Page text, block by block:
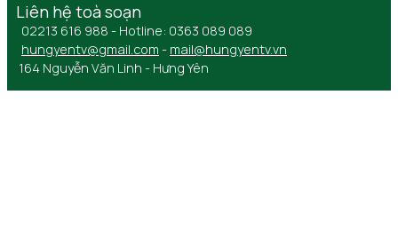
Liên hệ toà soạn
02213 616 988 - Hotline: 0363 089 089
hungyentv@gmail.com - mail@hungyentv.vn
164 Nguyễn Văn Linh - Hưng Yên